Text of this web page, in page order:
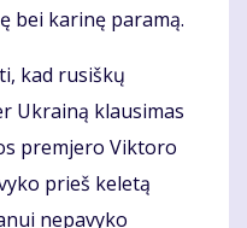
bei karinę paramą.
kad rusiškų
Ukrainą klausimas
premjero Viktoro
prieš keletą
nepavyko